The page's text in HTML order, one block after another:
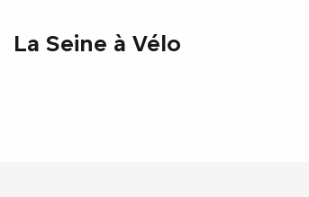
La Seine à Vélo